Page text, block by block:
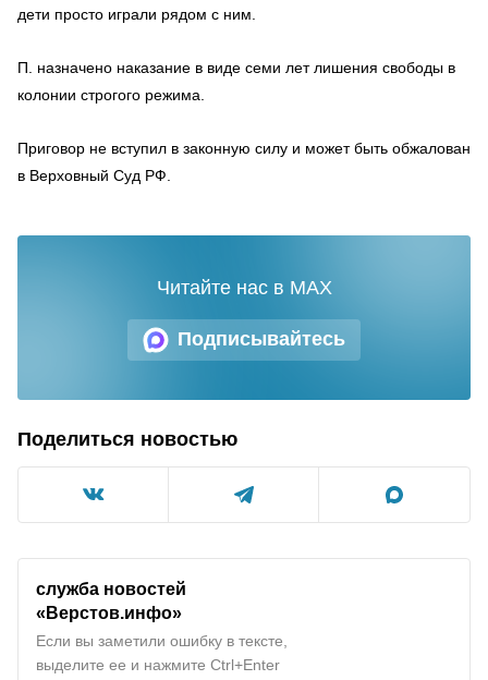
дети просто играли рядом с ним.
П. назначено наказание в виде семи лет лишения свободы в
колонии строгого режима.
Приговор не вступил в законную силу и может быть обжалован
в Верховный Суд РФ.
Подписывайтесь
Читайте нас в MAX
Поделиться новостью
служба новостей
«Верстов.инфо»
Если вы заметили ошибку в тексте,
выделите ее и нажмите Ctrl+Enter